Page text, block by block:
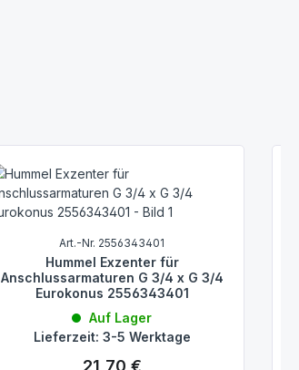
Art.-Nr. 2556343401
Hummel Exzenter für
Anschlussarmaturen G 3/4 x G 3/4
Eurokonus 2556343401
Auf Lager
Lieferzeit: 3-5 Werktage
Regulärer Preis:
21,70 €